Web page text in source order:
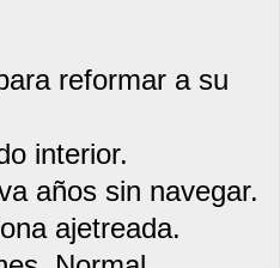
reformar a su
interior.
años sin navegar.
ajetreada.